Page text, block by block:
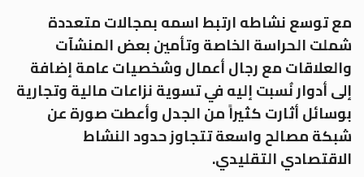
مع توسع نشاطه ارتبط اسمه بمجالات متعددة
شملت الحراسة الخاصة وتأمين بعض المنشآت
والعلاقات مع رجال أعمال وشخصيات عامة إضافة
إلى أدوار نُسبت إليه في تسوية نزاعات مالية وتجارية
بوسائل أثارت كثيراً من الجدل وأعطت صورة عن
شبكة مصالح واسعة تتجاوز حدود النشاط
الاقتصادي التقليدي.